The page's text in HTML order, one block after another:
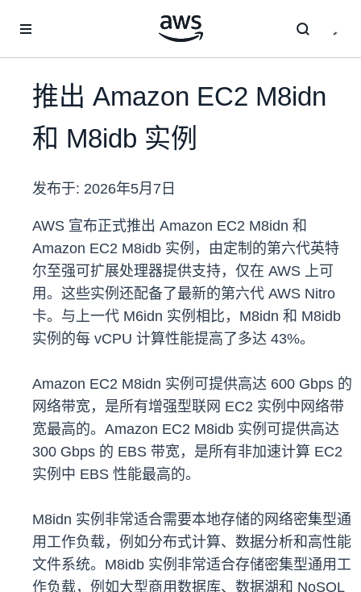
推出 Amazon EC2 M8idn
和 M8idb 实例
发布于: 2026年5月7日
AWS 宣布正式推出 Amazon EC2 M8idn 和
Amazon EC2 M8idb 实例，由定制的第六代英特
尔至强可扩展处理器提供支持，仅在 AWS 上可
用。这些实例还配备了最新的第六代 AWS Nitro
卡。与上一代 M6idn 实例相比，M8idn 和 M8idb
实例的每 vCPU 计算性能提高了多达 43%。
Amazon EC2 M8idn 实例可提供高达 600 Gbps 的
网络带宽，是所有增强型联网 EC2 实例中网络带
宽最高的。Amazon EC2 M8idb 实例可提供高达
300 Gbps 的 EBS 带宽，是所有非加速计算 EC2
实例中 EBS 性能最高的。
M8idn 实例非常适合需要本地存储的网络密集型通
用工作负载，例如分布式计算、数据分析和高性能
文件系统。M8idb 实例非常适合存储密集型通用工
作负载，例如大型商用数据库、数据湖和 NoSQL